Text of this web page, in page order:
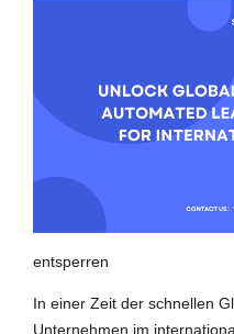
entsperren
In einer Zeit der schnellen
Unternehmen im